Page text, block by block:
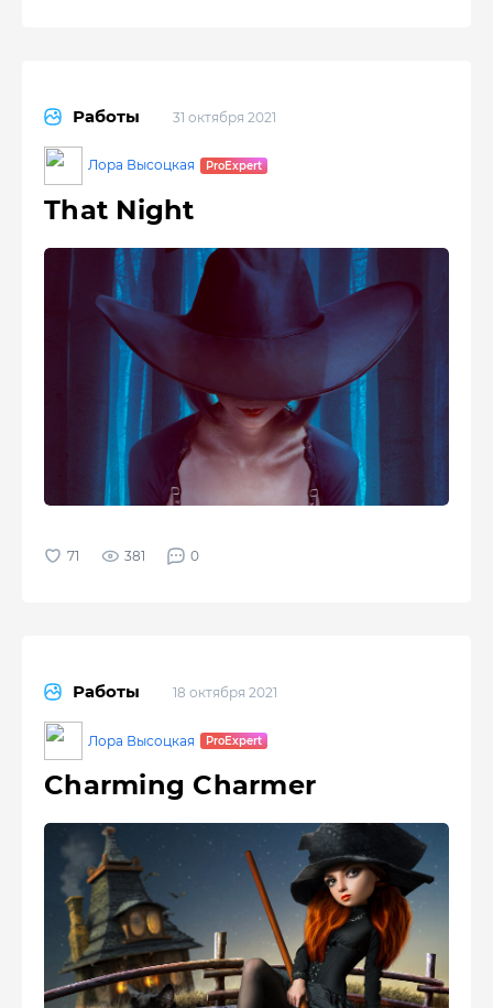
Работы 31 октября 2021
Лора Высоцкая
That Night
381 0
Работы 18 октября 2021
Лора Высоцкая
Charming Charmer